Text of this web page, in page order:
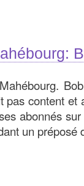
pas content
abonnés sur
un préposé